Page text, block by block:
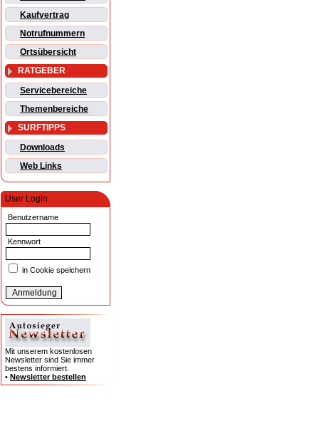
Kaufvertrag
Notrufnummern
Ortsübersicht
RATGEBER
Servicebereiche
Themenbereiche
SURFTIPPS
Downloads
Web Links
User Login
Benutzername
Kennwort
in Cookie speichern
Mit unserem kostenlosen
Newsletter sind Sie immer
bestens informiert.
• Newsletter bestellen